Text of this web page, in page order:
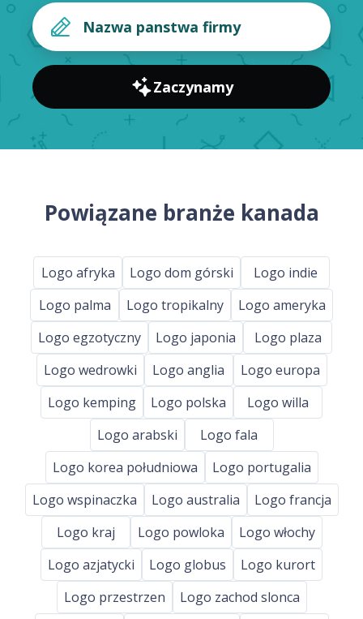
Zaczynamy
Powiązane branże kanada
Logo afryka Logo dom górski
Logo indie
Logo palma
Logo tropikalny
Logo ameryka
Logo egzotyczny
Logo japonia
Logo plaza
Logo wedrowki
Logo anglia
Logo europa
Logo kemping
Logo polska
Logo willa
Logo arabski
Logo fala
Logo korea południowa
Logo portugalia
Logo wspinaczka
Logo australia
Logo francja
Logo kraj
Logo powloka
Logo włochy
Logo azjatycki
Logo globus
Logo kurort
Logo przestrzen
Logo zachod slonca